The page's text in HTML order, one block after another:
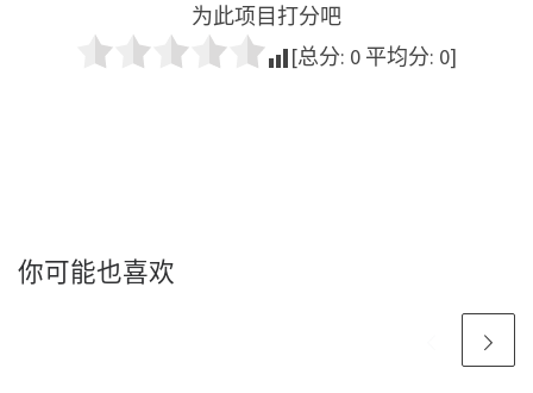
为此项目打分吧
[总分: 0 平均分: 0]
你可能也喜欢